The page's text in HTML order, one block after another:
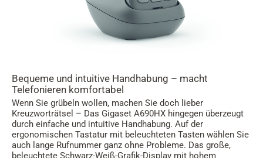
Bequeme und intuitive Handhabung – macht
Telefonieren komfortabel
Wenn Sie grübeln wollen, machen Sie doch lieber
Kreuzworträtsel – Das Gigaset A690HX hingegen überzeugt
durch einfache und intuitive Handhabung. Auf der
ergonomischen Tastatur mit beleuchteten Tasten wählen Sie
auch lange Rufnummer ganz ohne Probleme. Das große,
beleuchtete Schwarz-Weiß-Grafik-Display mit hohem